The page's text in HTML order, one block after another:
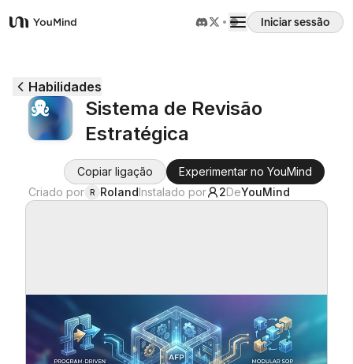
YouMind
Iniciar sessão
Casos de uso
Habilidades
Transferir
Habilidades
Sistema de Revisão
Estratégica
Copiar ligação
Experimentar no YouMind
Criado por R RolandInstalado por 2DeYouMind